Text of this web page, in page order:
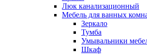
Люк канализационный
Мебель для ванных
Зеркало
Тумба
Умывальники
Шкаф